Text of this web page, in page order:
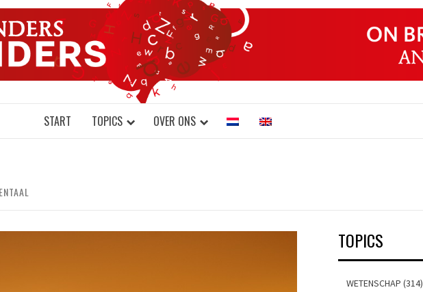
DONDERS WONDERS
BRAINS AND SCIENCE
START TOPICS OVER ONS
TOPICS
WETENSCHAP (314)